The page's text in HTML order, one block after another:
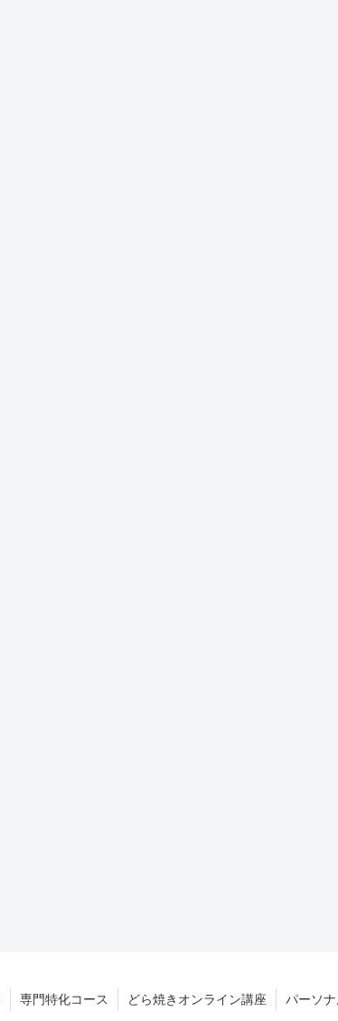
専門特化コース どら焼きオンライン講座 パーソ